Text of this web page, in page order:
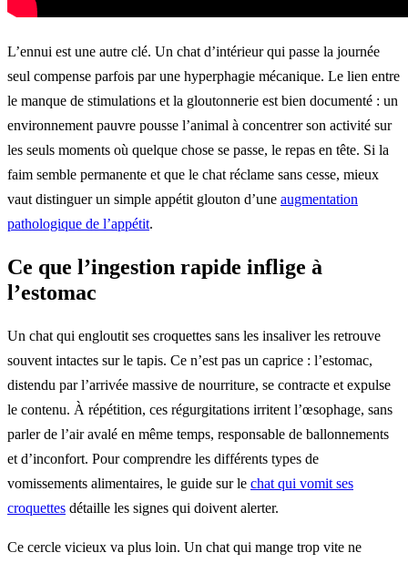
L’ennui est une autre clé. Un chat d’intérieur qui passe la journée
seul compense parfois par une hyperphagie mécanique. Le lien entre
le manque de stimulations et la gloutonnerie est bien documenté : un
environnement pauvre pousse l’animal à concentrer son activité sur
les seuls moments où quelque chose se passe, le repas en tête. Si la
faim semble permanente et que le chat réclame sans cesse, mieux
vaut distinguer un simple appétit glouton d’une augmentation
pathologique de l’appétit.
Ce que l’ingestion rapide inflige à
l’estomac
Un chat qui engloutit ses croquettes sans les insaliver les retrouve
souvent intactes sur le tapis. Ce n’est pas un caprice : l’estomac,
distendu par l’arrivée massive de nourriture, se contracte et expulse
le contenu. À répétition, ces régurgitations irritent l’œsophage, sans
parler de l’air avalé en même temps, responsable de ballonnements
et d’inconfort. Pour comprendre les différents types de
vomissements alimentaires, le guide sur le chat qui vomit ses
croquettes détaille les signes qui doivent alerter.
Ce cercle vicieux va plus loin. Un chat qui mange trop vite ne